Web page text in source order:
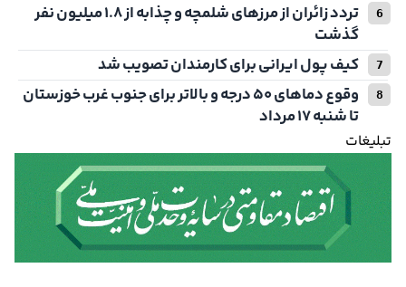
تردد زائران از مرزهای شلمچه و چذابه از ۱.۸ میلیون نفر
گذشت
کیف پول ایرانی برای کارمندان تصویب شد
وقوع دما‌های ۵۰ درجه و بالاتر برای جنوب غرب خوزستان
تا شنبه ۱۷ مرداد
تبلیغات